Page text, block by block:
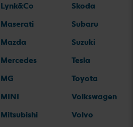
Lynk&Co
Maserati
Mazda
Mercedes
MG
MINI
Mitsubishi
Skoda
Subaru
Suzuki
Tesla
Toyota
Volkswagen
Volvo